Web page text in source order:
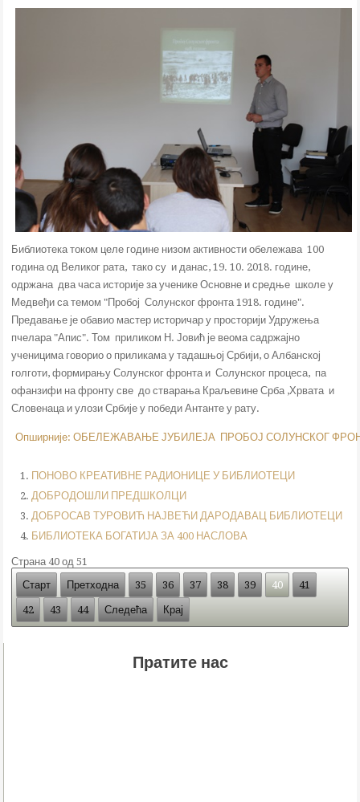
Библиотека током целе године низом активности обележава 100
година од Великог рата, тако су и данас, 19. 10. 2018. године,
одржана два часа историје за ученике Основне и средње школе у
Медвеђи са темом "Пробој Солунског фронта 1918. године".
Предавање је обавио мастер историчар у просторији Удружења
пчелара "Апис". Том приликом Н. Јовић је веома садржајно
ученицима говорио о приликама у тадашњој Србији, о Албанској
голготи, формирању Солунског фронта и Солунског процеса, па
офанзифи на фронту све до стварања Краљевине Срба ,Хрвата и
Словенаца и улози Србије у победи Антанте у рату.
Опширније: ОБЕЛЕЖАВАЊЕ ЈУБИЛЕЈА ПРОБОЈ СОЛУНСКОГ
ПОНОВО КРЕАТИВНЕ РАДИОНИЦЕ У БИБЛИОТЕЦИ
ДОБРОДОШЛИ ПРЕДШКОЛЦИ
ДОБРОСАВ ТУРОВИЋ НАЈВЕЋИ ДАРОДАВАЦ БИБЛИОТЕЦИ
БИБЛИОТЕКА БОГАТИЈА ЗА 400 НАСЛОВА
Страна 40 од 51
Старт
Претходна 35 36 37 38 39 40 41
42 43 44 Следећа Крај
Пратите нас